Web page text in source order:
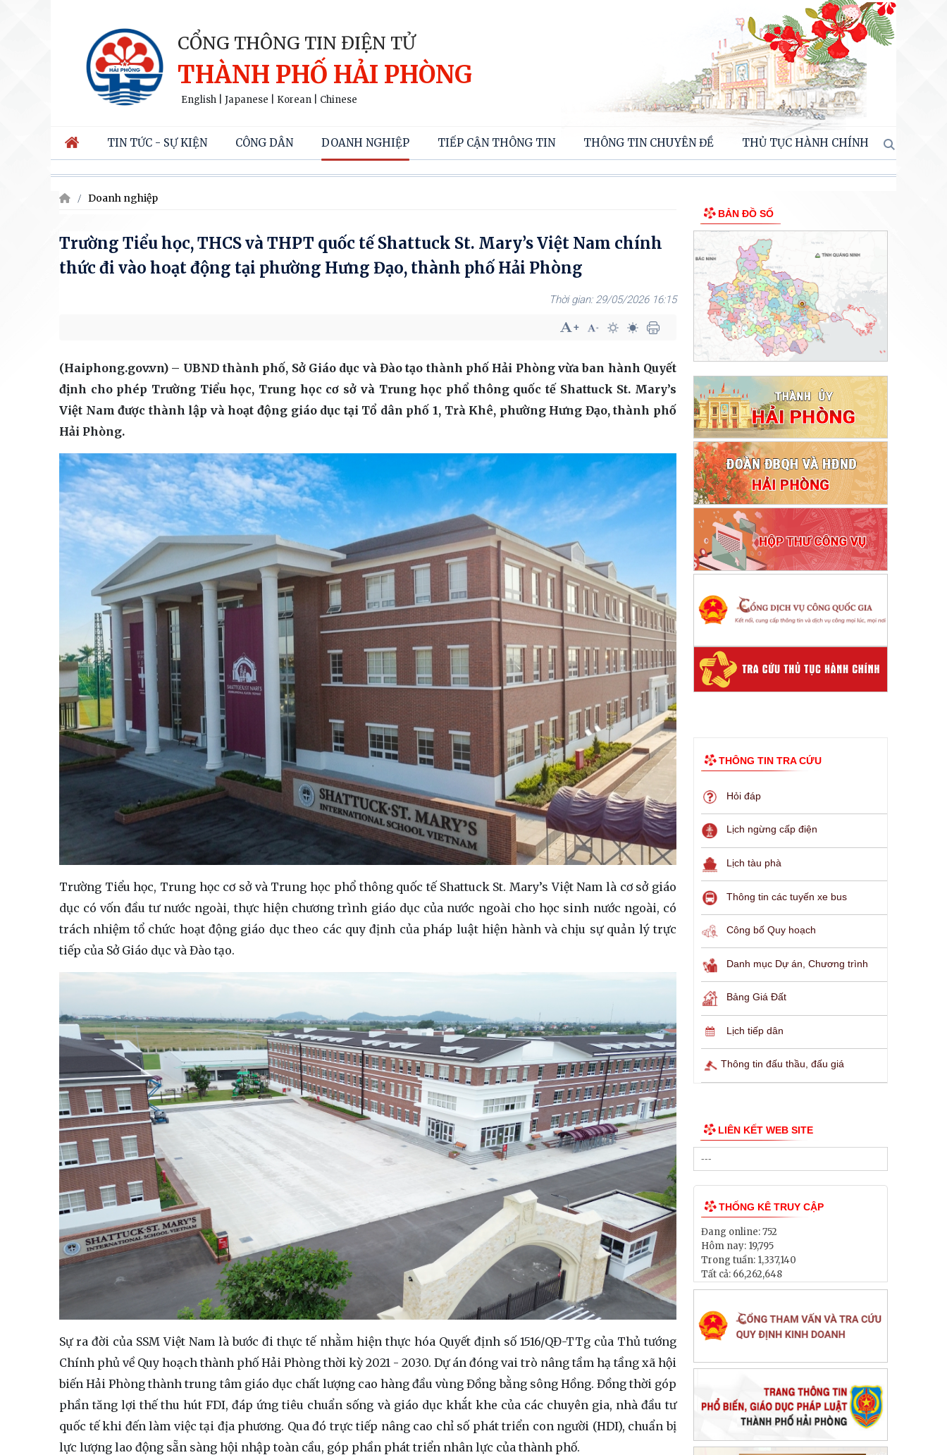
CỔNG THÔNG TIN ĐIỆN TỬ
THÀNH PHỐ HẢI PHÒNG
English Japanese Korean Chinese
TIN TỨC - SỰ KIỆN CÔNG DÂN DOANH NGHIỆP TIẾP CẬN THÔNG TIN THÔNG TIN CHUYÊN ĐỀ THỦ TỤC HÀNH CHÍNH
Doanh nghiệp
Trường Tiểu học, THCS và THPT quốc tế Shattuck St. Mary’s Việt Nam chính
thức đi vào hoạt động tại phường Hưng Đạo, thành phố Hải Phòng
29/05/2026 16:15
(Haiphong.gov.vn) – UBND thành phố, Sở Giáo dục và Đào tạo thành phố Hải Phòng vừa ban hành Quyết
định cho phép Trường Tiểu học, Trung học cơ sở và Trung học phổ thông quốc tế Shattuck St. Mary’s
Việt Nam được thành lập và hoạt động giáo dục tại Tổ dân phố 1, Trà Khê, phường Hưng Đạo, thành phố
Hải Phòng.
Trường Tiểu học, Trung học cơ sở và Trung học phổ thông quốc tế Shattuck St. Mary’s Việt Nam là cơ sở giáo
dục có vốn đầu tư nước ngoài, thực hiện chương trình giáo dục của nước ngoài cho học sinh nước ngoài, có
trách nhiệm tổ chức hoạt động giáo dục theo các quy định của pháp luật hiện hành và chịu sự quản lý trực
tiếp của Sở Giáo dục và Đào tạo.
Sự ra đời của SSM Việt Nam là bước đi thực tế nhằm hiện thực hóa Quyết định số 1516/QĐ-TTg của Thủ tướng
Chính phủ về Quy hoạch thành phố Hải Phòng thời kỳ 2021 - 2030. Dự án đóng vai trò nâng tầm hạ tầng xã hội
biến Hải Phòng thành trung tâm giáo dục chất lượng cao hàng đầu vùng Đồng bằng sông Hồng. Đồng thời góp
phần tăng lợi thế thu hút FDI, đáp ứng tiêu chuẩn sống và giáo dục khắt khe của các chuyên gia, nhà đầu tư
quốc tế khi đến làm việc tại địa phương. Qua đó trực tiếp nâng cao chỉ số phát triển con người (HDI), chuẩn bị
lực lượng lao động sẵn sàng hội nhập toàn cầu, góp phần phát triển nhân lực của thành phố.
BẢN ĐỒ SỐ
THÔNG TIN TRA CỨU
Hỏi đáp
Lịch ngừng cấp điện
Lịch tàu phà
Thông tin các tuyến xe bus
Công bố Quy hoạch
Danh mục Dự án, Chương trình
Bảng Giá Đất
Lịch tiếp dân
Thông tin đấu thầu, đấu giá
LIÊN KẾT WEB SITE
THỐNG KÊ TRUY CẬP
Đang online:752
Hôm nay: 19,795
Trong tuần: 1,337,140
Tất cả: 66,262,648